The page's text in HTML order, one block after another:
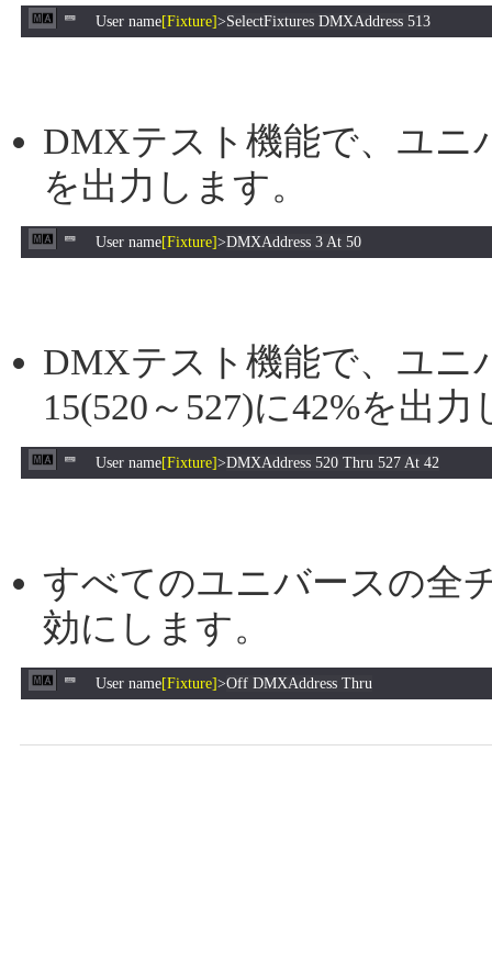
User name[Fixture]>SelectFixtures DMXAddress 513
DMXテスト機能で、ユニ
を出力します。
User name[Fixture]>DMXAddress 3 At 50
DMXテスト機能で、ユニ
15(520～527)に42%を出
User name[Fixture]>DMXAddress 520 Thru 527 At 42
すべてのユニバースの全
効にします。
User name[Fixture]>Off DMXAddress Thru